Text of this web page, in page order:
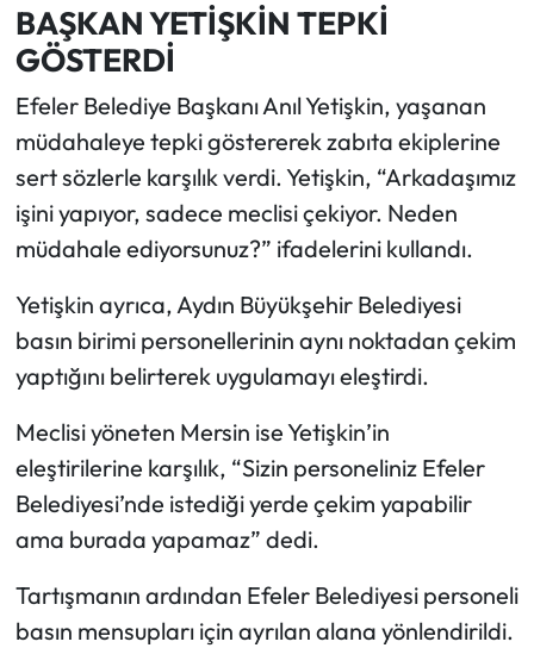
BAŞKAN YETİŞKİN TEPKİ
GÖSTERDİ
Efeler Belediye Başkanı Anıl Yetişkin, yaşanan
müdahaleye tepki göstererek zabıta ekiplerine
sert sözlerle karşılık verdi. Yetişkin, “Arkadaşımız
işini yapıyor, sadece meclisi çekiyor. Neden
müdahale ediyorsunuz?” ifadelerini kullandı.
Yetişkin ayrıca, Aydın Büyükşehir Belediyesi
basın birimi personellerinin aynı noktadan çekim
yaptığını belirterek uygulamayı eleştirdi.
Meclisi yöneten Mersin ise Yetişkin’in
eleştirilerine karşılık, “Sizin personeliniz Efeler
Belediyesi’nde istediği yerde çekim yapabilir
ama burada yapamaz” dedi.
Tartışmanın ardından Efeler Belediyesi personeli
basın mensupları için ayrılan alana yönlendirildi.